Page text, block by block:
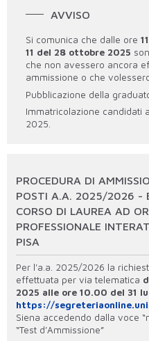
AVVISO
Si comunica che dalle ore
11 del 28 ottobre 2025
che non avessero ancora
ammissione o che
Pubblicazione della
Immatricolazione candidati
2025.
PROCEDURA DI
POSTI A.A. 2025/2026 -
CORSO DI LAUREA AD
PROFESSIONALE
PISA
Per l'a.a. 2025/2026 la
effettuata per via telematica
2025 alle ore 10.00 del 31
https://
Siena accedendo dalla voce
“Test d’Ammissione”